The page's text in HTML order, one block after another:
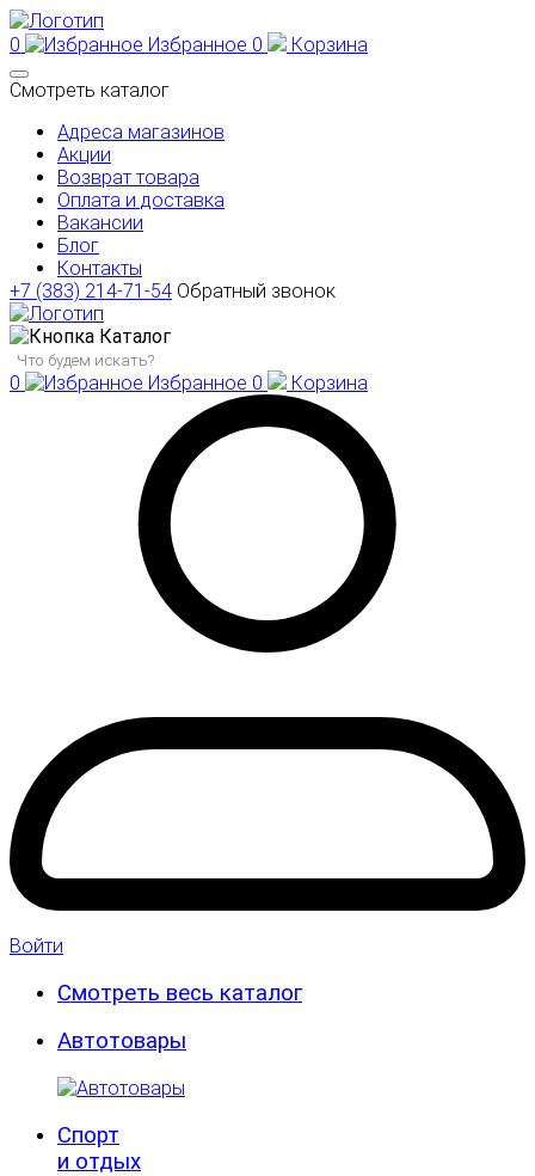
0 Избранное 0
Корзина
Смотреть каталог
Адреса магазинов
Акции
Возврат товара
Оплата и доставка
Вакансии
Блог
Контакты
+7 (383) 214-71-54 Обратный звонок
Каталог
0 Избранное 0 Корзина
Войти
Смотреть весь каталог
Автотовары
Спорт
и отдых